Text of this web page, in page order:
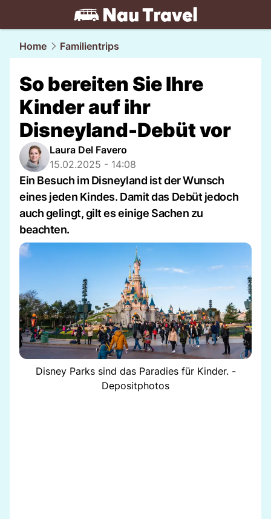
travel.NAU.ch
Home Familientrips
So bereiten Sie Ihre
Kinder auf ihr
Disneyland-Debüt vor
Laura Del Favero
15.02.2025 - 14:08
Ein Besuch im Disneyland ist der Wunsch
eines jeden Kindes. Damit das Debüt jedoch
auch gelingt, gilt es einige Sachen zu
beachten.
Disney Parks sind das Paradies für Kinder. -
Depositphotos